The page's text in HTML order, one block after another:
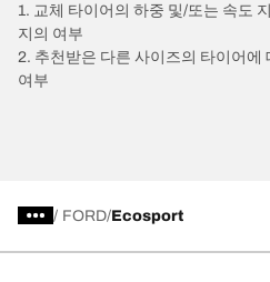
1. 교체 타이어의 하중 및/또는 속도
지의 여부
2. 추천받은 다른 사이즈의 타이어에
여부
/ FORD Ecosport